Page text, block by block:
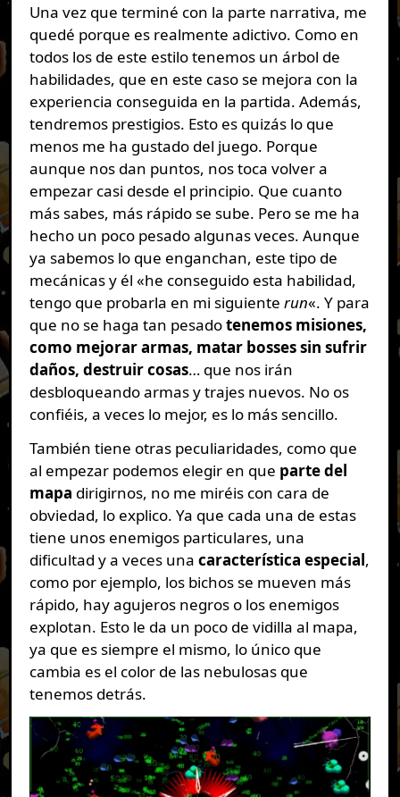
Una vez que terminé con la parte narrativa, me
quedé porque es realmente adictivo. Como en
todos los de este estilo tenemos un árbol de
habilidades, que en este caso se mejora con la
experiencia conseguida en la partida. Además,
tendremos prestigios. Esto es quizás lo que
menos me ha gustado del juego. Porque
aunque nos dan puntos, nos toca volver a
empezar casi desde el principio. Que cuanto
más sabes, más rápido se sube. Pero se me ha
hecho un poco pesado algunas veces. Aunque
ya sabemos lo que enganchan, este tipo de
mecánicas y él «he conseguido esta habilidad,
tengo que probarla en mi siguiente run«. Y para
que no se haga tan pesadotenemos misiones,
como mejorar armas, matar bosses sin sufrir
daños, destruir cosas… que nos irán
desbloqueando armas y trajes nuevos. No os
confiéis, a veces lo mejor, es lo más sencillo.
También tiene otras peculiaridades, como que
al empezar podemos elegir en que parte del
mapa dirigirnos, no me miréis con cara de
obviedad, lo explico. Ya que cada una de estas
tiene unos enemigos particulares, una
dificultad y a veces una característica especial,
como por ejemplo, los bichos se mueven más
rápido, hay agujeros negros o los enemigos
explotan. Esto le da un poco de vidilla al mapa,
ya que es siempre el mismo, lo único que
cambia es el color de las nebulosas que
tenemos detrás.